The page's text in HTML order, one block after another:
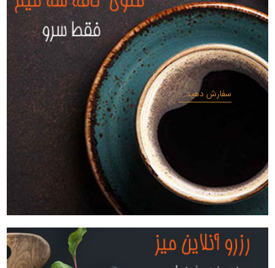
سفارش دهید...